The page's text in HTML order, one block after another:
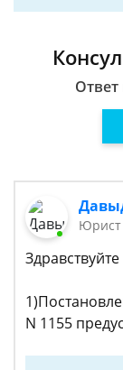
Ответ
Юрист
N 1155